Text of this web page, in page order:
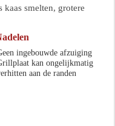
smelten, grotere
ingebouwde afzuiging
kan ongelijkmatig
aan de randen